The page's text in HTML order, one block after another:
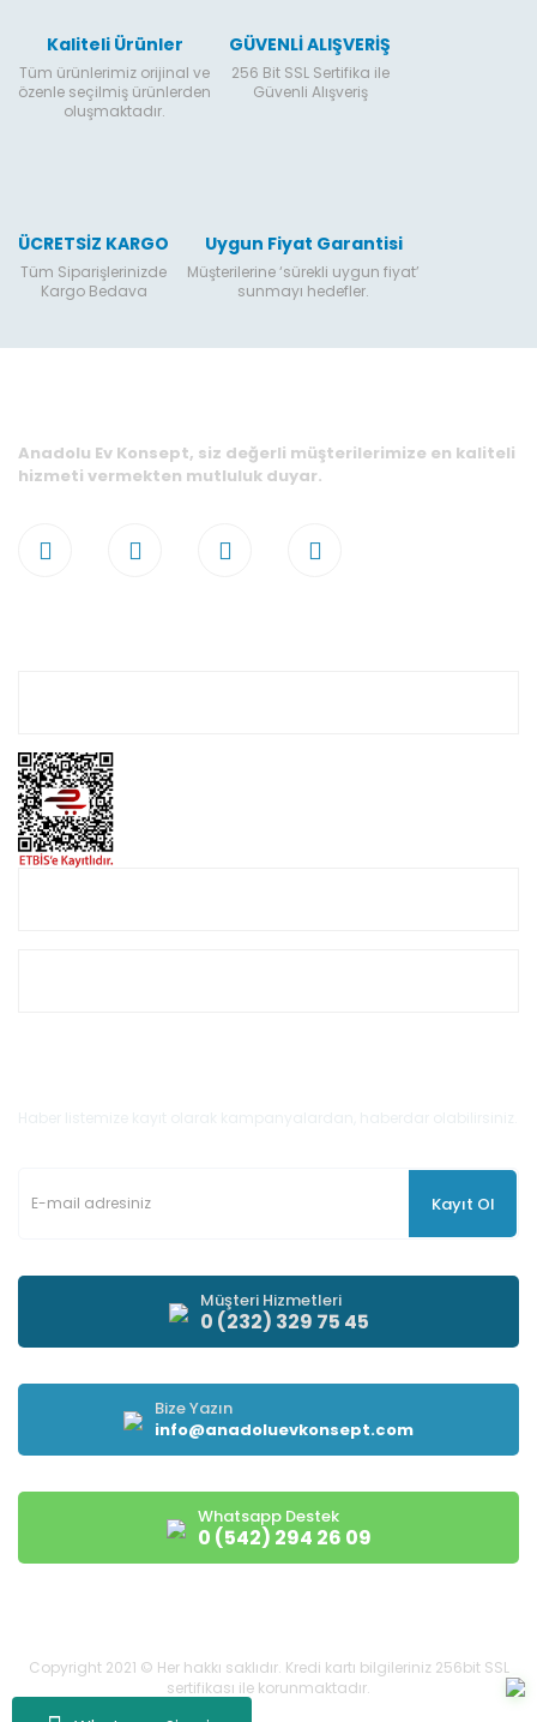
Kaliteli Ürünler
Tüm ürünlerimiz orijinal ve
özenle seçilmiş ürünlerden
oluşmaktadır.
GÜVENLİ ALIŞVERİŞ
256 Bit SSL Sertifika ile
Güvenli Alışveriş
ÜCRETSİZ KARGO
Tüm Siparişlerinizde
Kargo Bedava
Uygun Fiyat Garantisi
Müşterilerine ‘sürekli uygun fiyat’
sunmayı hedefler.
Anadolu Ev Konsept, siz değerli müşterilerimize en kaliteli
hizmeti vermekten mutluluk duyar.
Kayıt Ol
Müşteri Hizmetleri
0 (232) 329 75 45
Bize Yazın
info@anadoluevkonsept.com
Whatsapp Destek
0 (542) 294 26 09
Copyright 2021 © Her hakkı saklıdır. Kredi kartı bilgileriniz 256bit SSL
sertifikası ile korunmaktadır.